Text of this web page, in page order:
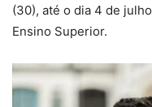
(30), até o dia 4 de
Ensino Superior.